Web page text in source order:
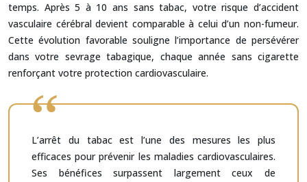
temps. Après 5 à 10 ans sans tabac, votre risque d’accident
vasculaire cérébral devient comparable à celui d’un non-fumeur.
Cette évolution favorable souligne l’importance de persévérer
dans votre sevrage tabagique, chaque année sans cigarette
renforçant votre protection cardiovasculaire.
L’arrêt du tabac est l’une des mesures les plus
efficaces pour prévenir les maladies cardiovasculaires.
Ses bénéfices surpassent largement ceux de